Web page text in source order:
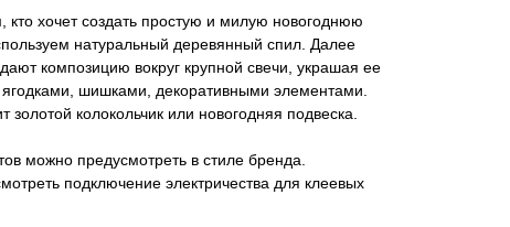
кто хочет создать простую и милую новогоднюю
натуральный деревянный спил. Далее
композицию вокруг крупной свечи, украшая ее
ягодками, шишками, декоративными элементами.
золотой колокольчик или новогодняя подвеска.
можно предусмотреть в стиле бренда.
подключение электричества для клеевых